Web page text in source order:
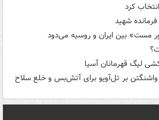
کرد
شهید
مست» بین ایران و روسیه می‌دود
لیگ قهرمانان آسیا
واشنگتن بر تل‌آویو برای آتش‌بس و خلع سلاح